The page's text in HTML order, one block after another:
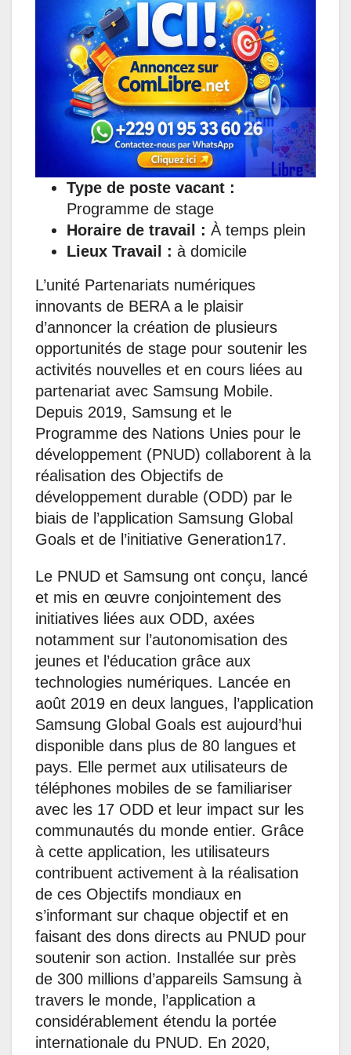
p
b
o
o
k
e
d
I
n
e
n
g
e
r
g
r
a
m
l
Type de poste vacant :
Programme de stage
Horaire de travail : À temps plein
Lieux Travail : à domicile
L’unité Partenariats numériques
innovants de BERA a le plaisir
d’annoncer la création de plusieurs
opportunités de stage pour soutenir les
activités nouvelles et en cours liées au
partenariat avec Samsung Mobile.
Depuis 2019, Samsung et le
Programme des Nations Unies pour le
développement (PNUD) collaborent à la
réalisation des Objectifs de
développement durable (ODD) par le
biais de l’application Samsung Global
Goals et de l’initiative Generation17.
Le PNUD et Samsung ont conçu, lancé
et mis en œuvre conjointement des
initiatives liées aux ODD, axées
notamment sur l’autonomisation des
jeunes et l’éducation grâce aux
technologies numériques. Lancée en
août 2019 en deux langues, l’application
Samsung Global Goals est aujourd’hui
disponible dans plus de 80 langues et
pays. Elle permet aux utilisateurs de
téléphones mobiles de se familiariser
avec les 17 ODD et leur impact sur les
communautés du monde entier. Grâce
à cette application, les utilisateurs
contribuent activement à la réalisation
de ces Objectifs mondiaux en
s’informant sur chaque objectif et en
faisant des dons directs au PNUD pour
soutenir son action. Installée sur près
de 300 millions d’appareils Samsung à
travers le monde, l’application a
considérablement étendu la portée
internationale du PNUD. En 2020,